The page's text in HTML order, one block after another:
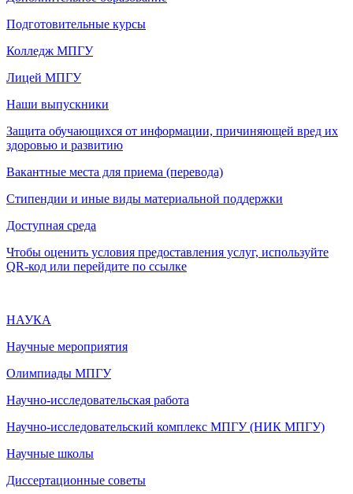
Подготовительные курсы
Колледж МПГУ
Лицей МПГУ
Наши выпускники
Защита обучающихся от информации, причиняющей вред их
здоровью и развитию
Вакантные места для приема (перевода)
Стипендии и иные виды материальной поддержки
Доступная среда
Чтобы оценить условия предоставления услуг, используйте
QR-код или перейдите по ссылке
НАУКА
Научные мероприятия
Олимпиады МПГУ
Научно-исследовательская работа
Научно-исследовательский комплекс МПГУ (НИК МПГУ)
Научные школы
Диссертационные советы